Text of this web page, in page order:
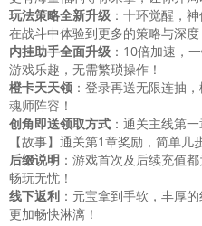
玩法策略全新升级 ：十环觉醒，
在战斗中体验到更多的策略与深度
内挂助手全面升级 ：10倍加速，
游戏乐趣，无需繁琐操作！
橙卡天天领 ：登录再送无限连抽
魂师阵容！
创角即送领取方式 ：通关主线第
【故事】通关第1章奖励，简单几
后缀说明 ：游戏首次及后续充值
畅玩无忧！
线下返利 ：元宝拿到手软，丰厚
更加畅快淋漓！